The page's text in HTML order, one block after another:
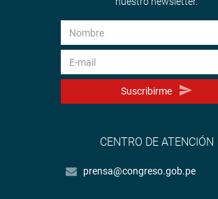
Suscribirme
CENTRO DE ATENCIÓN
prensa@congreso.gob.pe